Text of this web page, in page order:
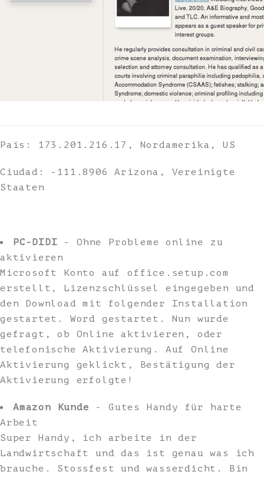
País: 173.201.216.17, Nordamerika, US
Ciudad: -111.8906 Arizona, Vereinigte
Staaten
PC-DIDI - Ohne Probleme online zu
aktivieren
Microsoft Konto auf office.setup.com
erstellt, Lizenzschlüssel eingegeben und
den Download mit folgender Installation
gestartet. Word gestartet. Nun wurde
gefragt, ob Online aktivieren, oder
telefonische Aktivierung. Auf Online
Aktivierung geklickt, Bestätigung der
Aktivierung erfolgte!
Amazon Kunde - Gutes Handy für harte
Arbeit
Super Handy, ich arbeite in der
Landwirtschaft und das ist genau was ich
brauche. Stossfest und wasserdicht. Bin